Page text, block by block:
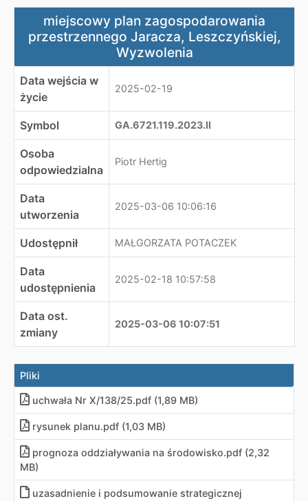
miejscowy plan zagospodarowania przestrzennego
miejscowy plan zagospodarowania
przestrzennego Jaracza, Leszczyńskiej,
Wyzwolenia
Data wejścia w
życie
2025-02-19
Symbol GA.6721.119.2023.II
Osoba
odpowiedzialna
Piotr Hertig
Data
utworzenia
2025-03-06 10:06:16
Udostępnił MAŁGORZATA POTACZEK
Data
udostępnienia
2025-02-18 10:57:58
Data ost.
zmiany
2025-03-06 10:07:51
Pliki
uchwała Nr X/138/25.pdf (1,89 MB)
rysunek planu.pdf (1,03 MB)
prognoza oddziaływania na środowisko.pdf (2,32
MB)
uzasadnienie i podsumowanie strategicznej